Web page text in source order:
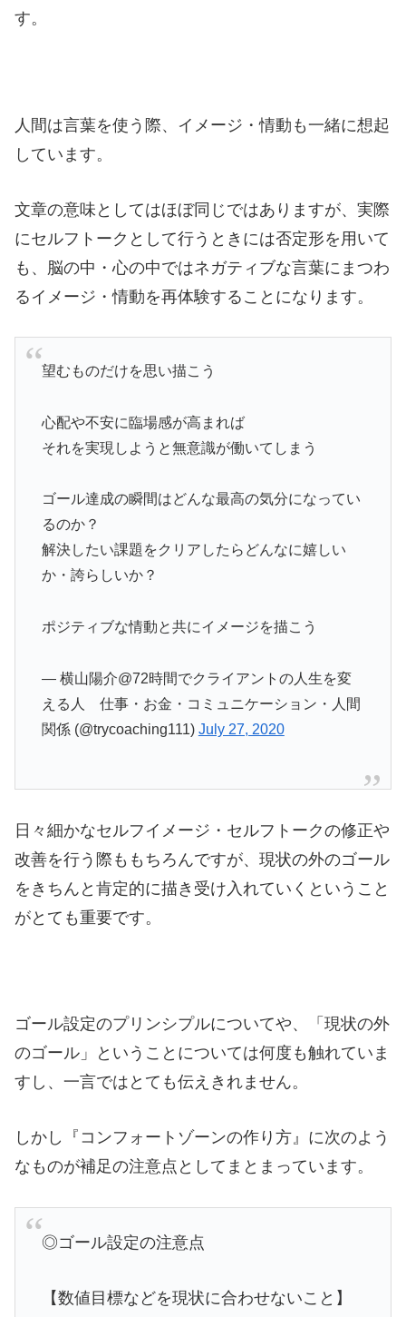
す。
人間は言葉を使う際、イメージ・情動も一緒に想起
しています。
文章の意味としてはほぼ同じではありますが、実際
にセルフトークとして行うときには否定形を用いて
も、脳の中・心の中ではネガティブな言葉にまつわ
るイメージ・情動を再体験することになります。
望むものだけを思い描こう
心配や不安に臨場感が高まれば
それを実現しようと無意識が働いてしまう
ゴール達成の瞬間はどんな最高の気分になってい
るのか？
解決したい課題をクリアしたらどんなに嬉しい
か・誇らしいか？
ポジティブな情動と共にイメージを描こう
— 横山陽介@72時間でクライアントの人生を変
える人 仕事・お金・コミュニケーション・人間
関係 (@trycoaching111) July 27, 2020
日々細かなセルフイメージ・セルフトークの修正や
改善を行う際ももちろんですが、現状の外のゴール
をきちんと肯定的に描き受け入れていくということ
がとても重要です。
ゴール設定のプリンシプルについてや、「現状の外
のゴール」ということについては何度も触れていま
すし、一言ではとても伝えきれません。
しかし『コンフォートゾーンの作り方』に次のよう
なものが補足の注意点としてまとまっています。
◎ゴール設定の注意点
【数値目標などを現状に合わせないこと】